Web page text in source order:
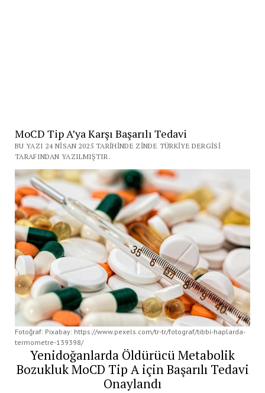
MoCD Tip A’ya Karşı Başarılı Tedavi
BU YAZI 24 NISAN 2025 TARIHINDE ZINDE TÜRKIYE DERGISI
TARAFINDAN YAZILMIŞTIR.
Fotoğraf: Pixabay: https://www.pexels.com/tr-tr/fotograf/tibbi-haplarda-
termometre-139398/
Yenidoğanlarda Öldürücü Metabolik
Bozukluk MoCD Tip A için Başarılı Tedavi
Onaylandı